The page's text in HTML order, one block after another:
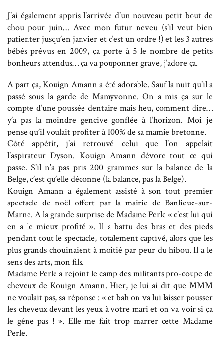
J’ai également appris l’arrivée d’un nouveau petit bout de
chou pour juin… Avec mon futur neveu (s’il veut bien
patienter jusqu’en janvier et c’est un ordre !) et les 3 autres
bébés prévus en 2009, ça porte à 5 le nombre de petits
bonheurs attendus… ça va pouponner grave, j’adore ça.
A part ça, Kouign Amann a été adorable. Sauf la nuit qu’il a
passé sous la garde de Mamyvonne. On a mis ça sur le
compte d’une poussée dentaire mais heu, comment dire…
y’a pas la moindre gencive gonflée à l’horizon. Moi je
pense qu’il voulait profiter à 100% de sa mamie bretonne.
Côté appétit, j’ai retrouvé celui que l’on appelait
l’aspirateur Dyson. Kouign Amann dévore tout ce qui
passe. S’il n’a pas pris 200 grammes sur la balance de la
Belge, c’est qu’elle déconne (la balance, pas la Belge).
Kouign Amann a également assisté à son tout premier
spectacle de noël offert par la mairie de Banlieue-sur-
Marne. A la grande surprise de Madame Perle « c’est lui qui
en a le mieux profité ». Il a battu des bras et des pieds
pendant tout le spectacle, totalement captivé, alors que les
plus grands chouinaient à moitié par peur du hibou. Il a le
sens des arts, mon fils.
Madame Perle a rejoint le camp des militants pro-coupe de
cheveux de Kouign Amann. Hier, je lui ai dit que MMM
ne voulait pas, sa réponse : « et bah on va lui laisser pousser
les cheveux devant les yeux à votre mari et on va voir si ça
le gêne pas ! ». Elle me fait trop marrer cette Madame
Perle.